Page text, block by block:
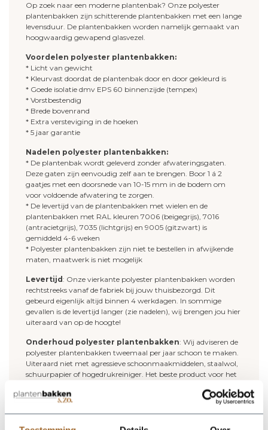
Op zoek naar een moderne plantenbak? Onze polyester
plantenbakken zijn schitterende plantenbakken met een lange
levensduur. De plantenbakken worden namelijk gemaakt van
hoogwaardig gewapend glasvezel.
Voordelen polyester plantenbakken:
* Licht van gewicht
* Kleurvast doordat de plantenbak door en door gekleurd is
* Goede isolatie dmv EPS 60 binnenzijde (tempex)
* Vorstbestendig
* Brede bovenrand
* Extra versteviging in de hoeken
* 5 jaar garantie
Nadelen polyester plantenbakken:
* De plantenbak wordt geleverd zonder afwateringsgaten.
Deze gaten zijn eenvoudig zelf aan te brengen. Boor 1 á 2
gaatjes met een doorsnede van 10-15 mm in de bodem om
voor voldoende afwatering te zorgen.
* De levertijd van de plantenbakken met wielen en de
plantenbakken met RAL kleuren 7006 (beigegrijs), 7016
(antracietgrijs), 7035 (lichtgrijs) en 9005 (gitzwart) is
gemiddeld 4-6 weken
* Polyester plantenbakken zijn niet te bestellen in afwijkende
maten, maatwerk is niet mogelijk
Levertijd : Onze vierkante polyester plantenbakken worden
rechtstreeks vanaf de fabriek bij jouw thuisbezorgd. Dit
gebeurd eigenlijk altijd binnen 4 werkdagen. In sommige
gevallen is de levertijd langer (zie nadelen), wij brengen jou hier
uiteraard van op de hoogte!
Onderhoud polyester plantenbakken: Wij adviseren de
polyester plantenbakken tweemaal per jaar schoon te maken.
Uiteraard niet met agressieve schoonmaakmiddelen, staalwol,
schuurpapier of hogedrukreiniger. Het beste product voor het
set". Dit middel reinigt je polyester plantenbak en geeft je
Deze plantenbakken zijn ook leverbaar in